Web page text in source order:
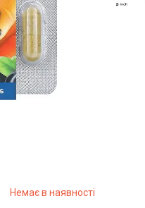
Немає в наявності